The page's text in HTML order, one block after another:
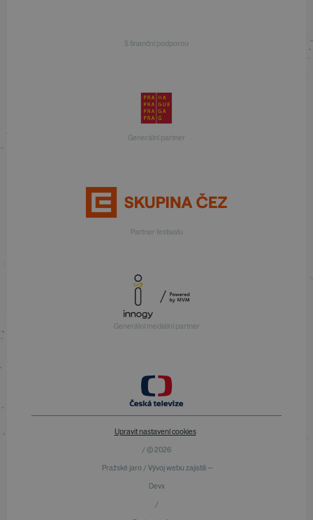
S finanční podporou
Generální partner
Partner festivalu
Generální mediální partner
Upravit nastavení cookies
/ © 2026
Pražské jaro / Vývoj webu zajistili —
Devx
/